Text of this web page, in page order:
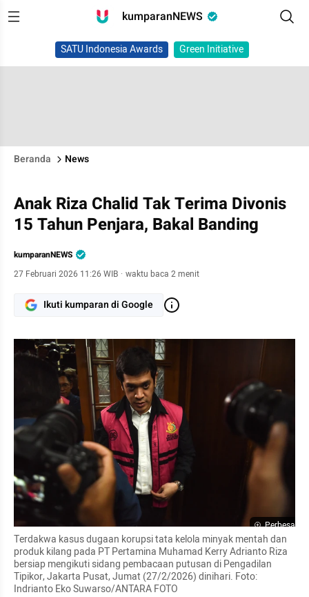
kumparanNEWS
SATU Indonesia Awards Green Initiative
Beranda News
Anak Riza Chalid Tak Terima Divonis
15 Tahun Penjara, Bakal Banding
kumparanNEWS
27 Februari 2026 11:26 WIB · waktu baca 2 menit
Ikuti kumparan di Google
Perbesar
Terdakwa kasus dugaan korupsi tata kelola minyak mentah dan
produk kilang pada PT Pertamina Muhamad Kerry Adrianto Riza
bersiap mengikuti sidang pembacaan putusan di Pengadilan
Tipikor, Jakarta Pusat, Jumat (27/2/2026) dinihari. Foto:
Indrianto Eko Suwarso/ANTARA FOTO